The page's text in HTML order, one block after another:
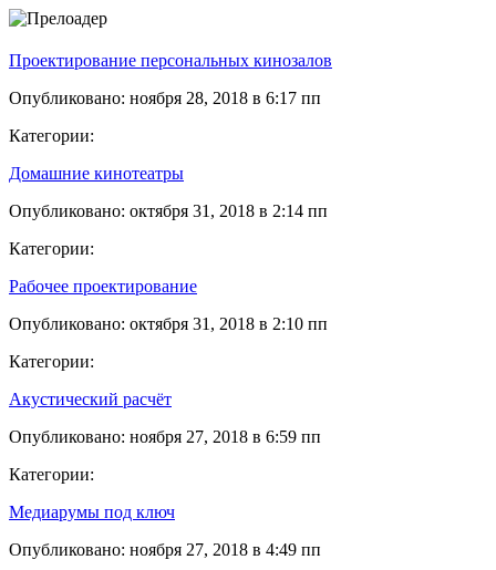
Проектирование персональных кинозалов
Опубликовано: ноября 28, 2018 в 6:17 пп
Категории:
Домашние кинотеатры
Опубликовано: октября 31, 2018 в 2:14 пп
Категории:
Рабочее проектирование
Опубликовано: октября 31, 2018 в 2:10 пп
Категории:
Акустический расчёт
Опубликовано: ноября 27, 2018 в 6:59 пп
Категории:
Медиарумы под ключ
Опубликовано: ноября 27, 2018 в 4:49 пп